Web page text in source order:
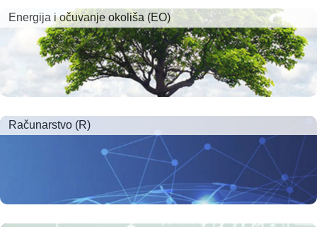
Energija i očuvanje okoliša (EO)
Računarstvo (R)